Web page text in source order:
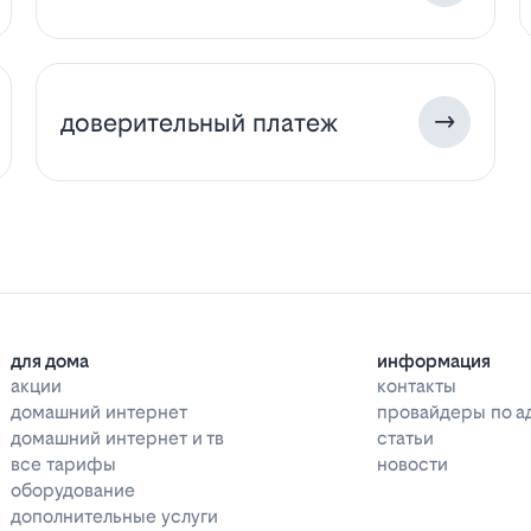
доверительный платеж
для дома
акции
домашний интернет
домашний интернет и тв
все тарифы
оборудование
дополнительные услуги
информация
контакты
провайдеры по
статьи
новости